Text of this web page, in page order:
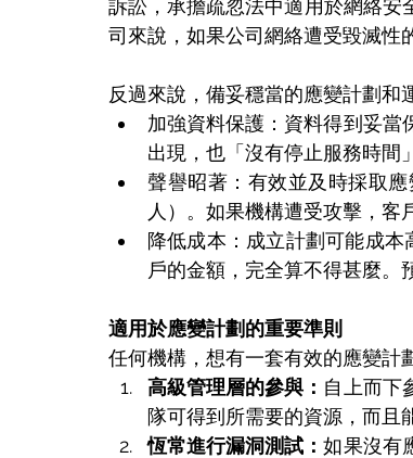
訴訟，承擔疏忽法中適用於網絡安
司來說，如果公司網絡遭受毀滅性
反過來說，備妥穩當的應變計劃和
加強資料保護：資料得到妥當
出現，也「沒有停止服務時間
聲譽昭著：有效並及時採取
人）。如果機構遭受攻擊，客
降低成本：成立計劃可能成
戶的金額，完全算不得甚麼。
適用於應變計劃的重要準則
任何機構，想有一套有效的應變計
高級管理層的參與： 自上而下
隊可得到所需要的資源，而且
恆常進行漏洞測試：如果沒有